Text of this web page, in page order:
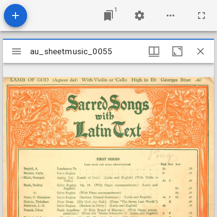
1
Mirador
viewer
au_sheetmusic_0055
au_sheetmusic_0055